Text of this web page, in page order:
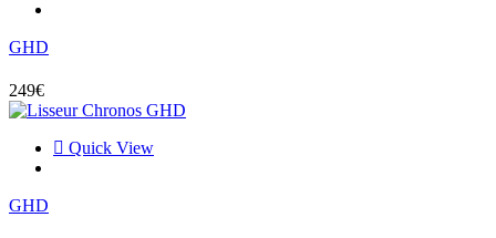
GHD
249€
Quick View
GHD